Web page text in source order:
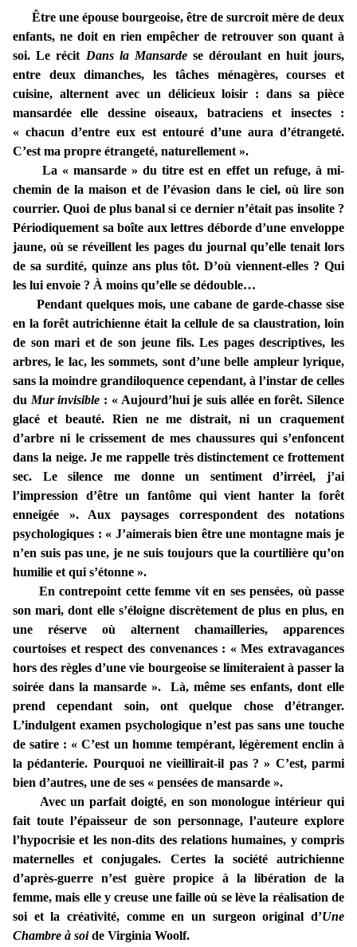
Être une épouse bourgeoise, être de surcroit mère de deux
enfants, ne doit en rien empêcher de retrouver son quant à
soi. Le récit Dans la Mansarde se déroulant en huit jours,
entre deux dimanches, les tâches ménagères, courses et
cuisine, alternent avec un délicieux loisir : dans sa pièce
mansardée elle dessine oiseaux, batraciens et insectes :
« chacun d’entre eux est entouré d’une aura d’étrangeté.
C’est ma propre étrangeté, naturellement ».
La « mansarde » du titre est en effet un refuge, à mi-
chemin de la maison et de l’évasion dans le ciel, où lire son
courrier. Quoi de plus banal si ce dernier n’était pas insolite ?
Périodiquement sa boîte aux lettres déborde d’une enveloppe
jaune, où se réveillent les pages du journal qu’elle tenait lors
de sa surdité, quinze ans plus tôt. D’où viennent-elles ? Qui
les lui envoie ? À moins qu’elle se dédouble…
Pendant quelques mois, une cabane de garde-chasse sise
en la forêt autrichienne était la cellule de sa claustration, loin
de son mari et de son jeune fils. Les pages descriptives, les
arbres, le lac, les sommets, sont d’une belle ampleur lyrique,
sans la moindre grandiloquence cependant, à l’instar de celles
du Mur invisible : « Aujourd’hui je suis allée en forêt. Silence
glacé et beauté. Rien ne me distrait, ni un craquement
d’arbre ni le crissement de mes chaussures qui s’enfoncent
dans la neige. Je me rappelle très distinctement ce frottement
sec. Le silence me donne un sentiment d’irréel, j’ai
l’impression d’être un fantôme qui vient hanter la forêt
enneigée ». Aux paysages correspondent des notations
psychologiques : « J’aimerais bien être une montagne mais je
n’en suis pas une, je ne suis toujours que la courtilière qu’on
humilie et qui s’étonne ».
En contrepoint cette femme vit en ses pensées, où passe
son mari, dont elle s’éloigne discrètement de plus en plus, en
une réserve où alternent chamailleries, apparences
courtoises et respect des convenances : « Mes extravagances
hors des règles d’une vie bourgeoise se limiteraient à passer la
soirée dans la mansarde ». Là, même ses enfants, dont elle
prend cependant soin, ont quelque chose d’étranger.
L’indulgent examen psychologique n’est pas sans une touche
de satire : « C’est un homme tempérant, légèrement enclin à
la pédanterie. Pourquoi ne vieillirait-il pas ? » C’est, parmi
bien d’autres, une de ses « pensées de mansarde ».
Avec un parfait doigté, en son monologue intérieur qui
fait toute l’épaisseur de son personnage, l’auteure explore
l’hypocrisie et les non-dits des relations humaines, y compris
maternelles et conjugales. Certes la société autrichienne
d’après-guerre n’est guère propice à la libération de la
femme, mais elle y creuse une faille où se lève la réalisation de
soi et la créativité, comme en un surgeon original d’Une
Chambre à soide Virginia Woolf.